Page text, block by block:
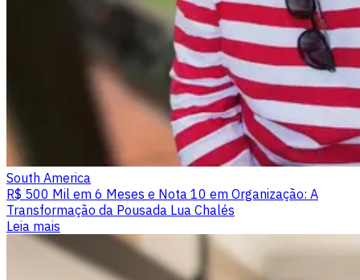
South America
R$ 500 Mil em 6 Meses e Nota 10 em Organização: A
Transformação da Pousada Lua Chalés
Leia mais